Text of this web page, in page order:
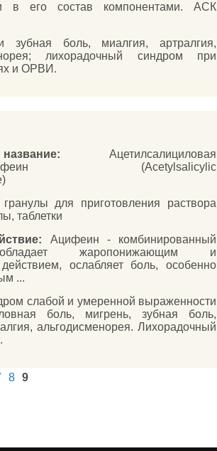
в его состав компонентами. АСК
зубная боль, миалгия, артралгия,
лихорадочный синдром при
и ОРВИ.
Ацетилсалициловая
(Acetylsalicylic
гранулы для приготовления раствора
таблетки
Ацифеин - комбинированный
жаропонижающим и
ослабляет боль, особенно
...
слабой и умеренной выраженности
боль, мигрень, зубная боль,
альгодисменорея. Лихорадочный
8 9